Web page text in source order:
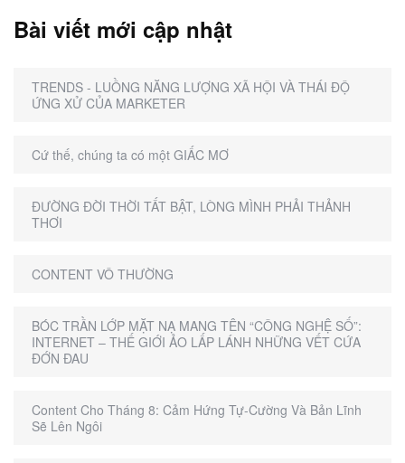
Bài viết mới cập nhật
TRENDS - LUỒNG NĂNG LƯỢNG XÃ HỘI VÀ THÁI ĐỘ
ỨNG XỬ CỦA MARKETER
Cứ thế, chúng ta có một GIẤC MƠ
ĐƯỜNG ĐỜI THỜI TẤT BẬT, LÒNG MÌNH PHẢI THẢNH
THƠI
CONTENT VÔ THƯỜNG
BÓC TRẦN LỚP MẶT NẠ MANG TÊN “CÔNG NGHỆ SỐ”:
INTERNET – THẾ GIỚI ẢO LẤP LÁNH NHỮNG VẾT CỨA
ĐỚN ĐAU
Content Cho Tháng 8: Cảm Hứng Tự-Cường Và Bản Lĩnh
Sẽ Lên Ngôi